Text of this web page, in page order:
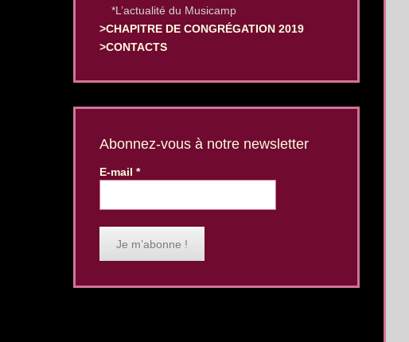
*L’actualité du Musicamp
>CHAPITRE DE CONGRÉGATION 2019
>CONTACTS
Abonnez-vous à notre newsletter
E-mail *